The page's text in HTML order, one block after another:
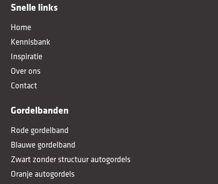
Snelle links
Home
Kennisbank
Inspiratie
Over ons
Contact
Gordelbanden
Rode gordelband
Blauwe gordelband
Zwart zonder structuur autogordels
Oranje autogordels